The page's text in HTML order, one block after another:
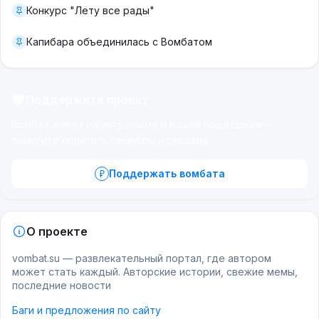
Это весьма нетипичное поведение для змеи.
А если не помогает — стараются как можно
попасть самим под раздачу. А гюрза, чтобы
добраться до обидчика, может даже себя
покалечить! Ловцы змей рассказывают, что эти
Конкурс "Лету все рады"
Капибара объединилась с Вомбатом
Поддержать вомбата
О проекте
vombat.su — развлекательный портал, где автором
может стать каждый. Авторские истории, свежие мемы,
последние новости
Баги и предложения по сайту